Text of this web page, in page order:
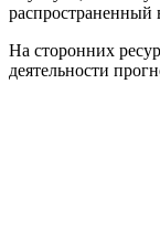
распространенный
На сторонних
деятельности